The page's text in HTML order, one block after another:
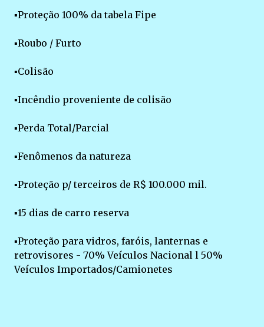
▪Proteção 100% da tabela Fipe
▪Roubo / Furto
▪Colisão
▪Incêndio proveniente de colisão
▪Perda Total/Parcial
▪Fenômenos da natureza
▪Proteção p/ terceiros de R$ 100.000 mil.
▪15 dias de carro reserva
▪Proteção para vidros, faróis, lanternas e
retrovisores - 70% Veículos Nacional l 50%
Veículos Importados/Camionetes